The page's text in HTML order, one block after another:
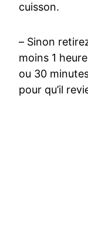
cuisson.
– Sinon
moins 1
ou 30
pour qu’il